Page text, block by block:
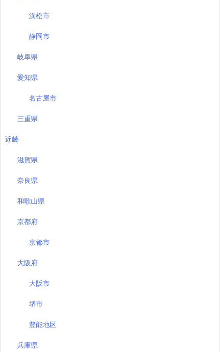
浜松市
静岡市
岐阜県
愛知県
名古屋市
三重県
近畿
滋賀県
奈良県
和歌山県
京都府
京都市
大阪府
大阪市
堺市
豊能地区
兵庫県